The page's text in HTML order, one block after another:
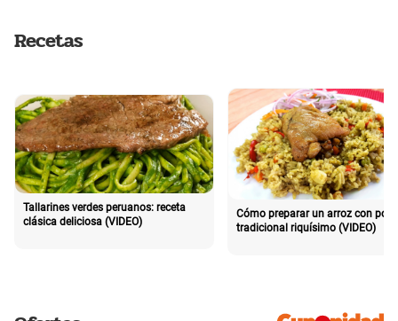
Recetas
Tallarines verdes peruanos: receta
clásica deliciosa (VIDEO)
Cómo preparar un arroz con pollo
tradicional riquísimo (VIDEO)